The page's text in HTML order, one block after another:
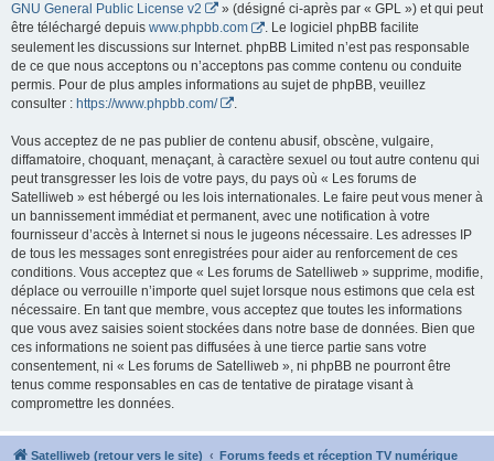
GNU General Public License v2
» (désigné ci-après par « GPL ») et qui peut
être téléchargé depuis www.phpbb.com
. Le logiciel phpBB facilite
seulement les discussions sur Internet. phpBB Limited n’est pas responsable
de ce que nous acceptons ou n’acceptons pas comme contenu ou conduite
permis. Pour de plus amples informations au sujet de phpBB, veuillez
consulter : https://www.phpbb.com/
Vous acceptez de ne pas publier de contenu abusif, obscène, vulgaire,
diffamatoire, choquant, menaçant, à caractère sexuel ou tout autre contenu qui
peut transgresser les lois de votre pays, du pays où « Les forums de
Satelliweb » est hébergé ou les lois internationales. Le faire peut vous mener à
un bannissement immédiat et permanent, avec une notification à votre
fournisseur d’accès à Internet si nous le jugeons nécessaire. Les adresses IP
de tous les messages sont enregistrées pour aider au renforcement de ces
conditions. Vous acceptez que « Les forums de Satelliweb » supprime, modifie,
déplace ou verrouille n’importe quel sujet lorsque nous estimons que cela est
nécessaire. En tant que membre, vous acceptez que toutes les informations
que vous avez saisies soient stockées dans notre base de données. Bien que
ces informations ne soient pas diffusées à une tierce partie sans votre
consentement, ni « Les forums de Satelliweb », ni phpBB ne pourront être
tenus comme responsables en cas de tentative de piratage visant à
compromettre les données.
Satelliweb (retour vers le site) Forums feeds et réception TV numérique